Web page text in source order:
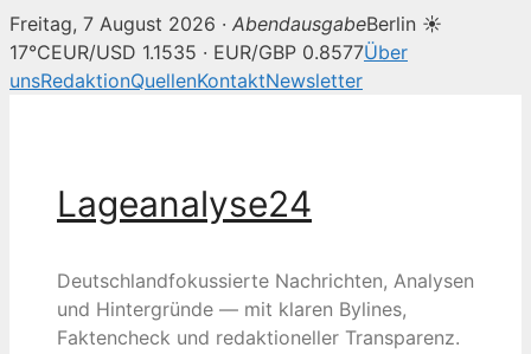
Freitag, 7 August 2026 · AbendausgabeBerlin ☀
17°CEUR/USD 1.1535 · EUR/GBP 0.8577Über
unsRedaktionQuellenKontaktNewsletter
Lageanalyse24
Deutschlandfokussierte Nachrichten, Analysen
und Hintergründe — mit klaren Bylines,
Faktencheck und redaktioneller Transparenz.